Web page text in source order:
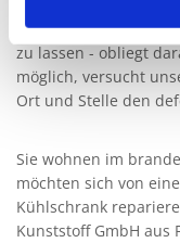
Kostenvoranschlag
Entscheidung - ob
zu lassen - obliegt
möglich, versucht
Ort und Stelle den
Sie wohnen im
möchten sich von
Kühlschrank
Kunststoff GmbH